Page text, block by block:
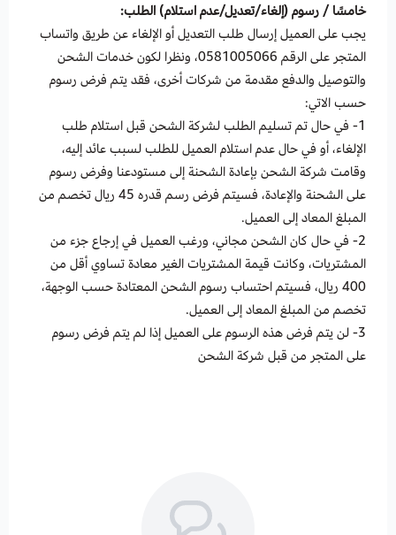
خامسًا / رسوم (إلغاء/تعديل/عدم استلام) الطلب:
يجب على العميل إرسال طلب التعديل أو الإلغاء عن طريق واتساب
المتجر على الرقم 0581005066، ونظرا لكون خدمات الشحن
والتوصيل والدفع مقدمة من شركات أخرى، فقد يتم فرض رسوم
حسب الاتي:
1- في حال تم تسليم الطلب لشركة الشحن قبل استلام طلب
الإلغاء، أو في حال عدم استلام العميل للطلب لسبب عائد إليه،
وقامت شركة الشحن بإعادة الشحنة إلى مستودعنا وفرض رسوم
على الشحنة والإعادة، فسيتم فرض رسم قدره 45 ريال تخصم من
المبلغ المعاد إلى العميل.
2- في حال كان الشحن مجاني، ورغب العميل في إرجاع جزء من
المشتريات، وكانت قيمة المشتريات الغير معادة تساوي أقل من
400 ريال، فسيتم احتساب رسوم الشحن المعتادة حسب الوجهة،
تخصم من المبلغ المعاد إلى العميل.
3- لن يتم فرض هذه الرسوم على العميل إذا لم يتم فرض رسوم
على المتجر من قبل شركة الشحن